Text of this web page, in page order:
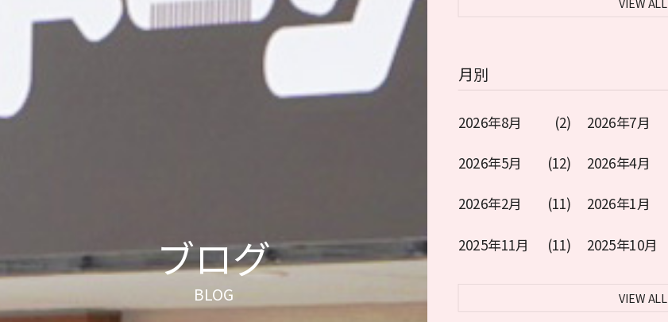
ブログ
BLOG
月別
2026年8月 (2) 2026年7月
2026年5月 (12) 2026年4月
2026年2月 (11) 2026年1月
2025年11月 (11) 2025年10月
VIEW ALL